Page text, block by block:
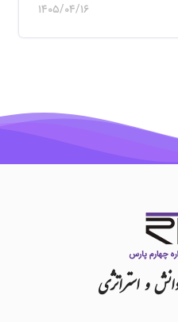
۱۴۰۵/۰۴/۱۶
واستراتژی